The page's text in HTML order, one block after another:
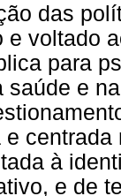
das
e voltado
para
saúde e
à
e de